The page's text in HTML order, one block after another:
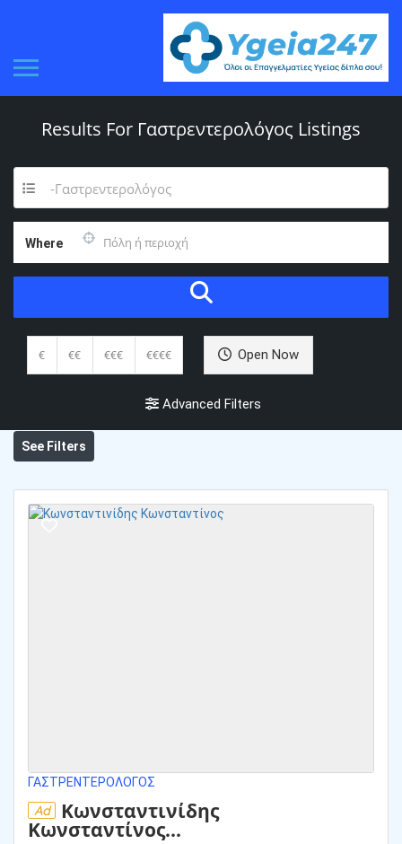
Results For Γαστρεντερολόγος Listings
-Γαστρεντερολόγος
Where
€ €€ €€€ €€€€ Open Now
Advanced Filters
See Filters
ΓΑΣΤΡΕΝΤΕΡΟΛΌΓΟΣ
Ad Κωνσταντινίδης
Κωνσταντίνος...